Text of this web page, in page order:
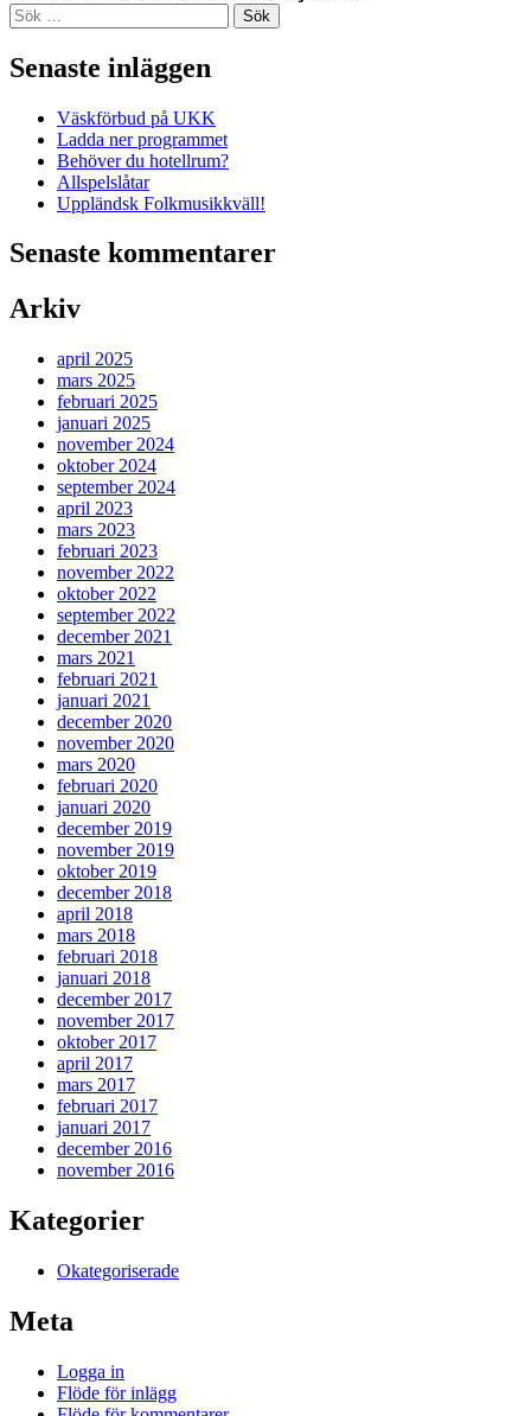
Sök
efter:
Senaste inläggen
Väskförbud på UKK
Ladda ner programmet
Behöver du hotellrum?
Allspelslåtar
Uppländsk Folkmusikkväll!
Senaste kommentarer
Arkiv
april 2025
mars 2025
februari 2025
januari 2025
november 2024
oktober 2024
september 2024
april 2023
mars 2023
februari 2023
november 2022
oktober 2022
september 2022
december 2021
mars 2021
februari 2021
januari 2021
december 2020
november 2020
mars 2020
februari 2020
januari 2020
december 2019
november 2019
oktober 2019
december 2018
april 2018
mars 2018
februari 2018
januari 2018
december 2017
november 2017
oktober 2017
april 2017
mars 2017
februari 2017
januari 2017
december 2016
november 2016
Kategorier
Okategoriserade
Meta
Logga in
Flöde för inlägg